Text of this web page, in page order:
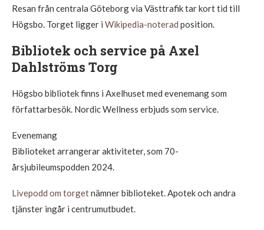
Resan från centrala Göteborg via Västtrafik tar kort tid till
Högsbo. Torget ligger i Wikipedia-noterad position.
Bibliotek och service på Axel
Dahlströms Torg
Högsbo bibliotek finns i Axelhuset med evenemang som
författarbesök. Nordic Wellness erbjuds som service.
Evenemang
Biblioteket arrangerar aktiviteter, som 70-
årsjubileumspodden 2024.
Livepodd om torgetnämner biblioteket. Apotek och andra
tjänster ingår i centrumutbudet.